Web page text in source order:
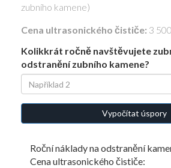
zubního kamene)
Cena ultrasonického čističe: 3
Kolikkrát ročně navštěvujete
odstranění zubního kamene?
Vypočítat úspory
Roční náklady na odstranění
Cena ultrasonického čističe: